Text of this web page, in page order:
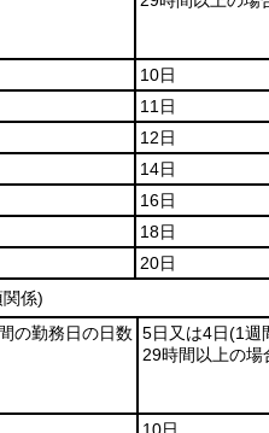
10日
11日
12日
14日
16日
18日
20日
係)
の勤務日の日数 5日又は4日(1週
29時間以上の場